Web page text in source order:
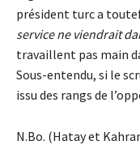
président turc a
service ne viendrait
travaillent pas main
Sous-entendu, si le
issu des rangs de
N.Bo. (Hatay et